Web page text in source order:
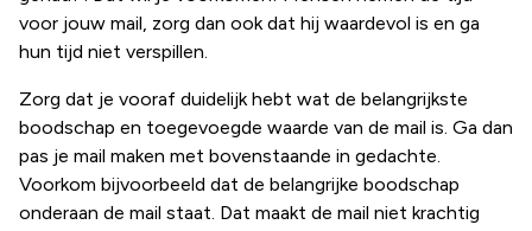
voor jouw mail, zorg dan ook dat hij waardevol is en ga
hun tijd niet verspillen.
Zorg dat je vooraf duidelijk hebt wat de belangrijkste
boodschap en toegevoegde waarde van de mail is. Ga dan
pas je mail maken met bovenstaande in gedachte.
Voorkom bijvoorbeeld dat de belangrijke boodschap
onderaan de mail staat. Dat maakt de mail niet krachtig